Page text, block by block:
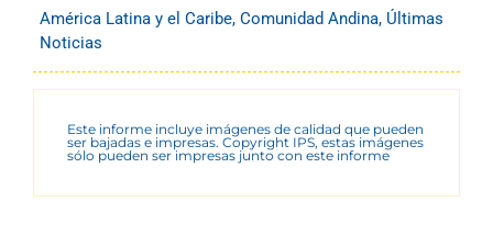
América Latina y el Caribe, Comunidad Andina, Últimas
Noticias
Este informe incluye imágenes de calidad que pueden
ser bajadas e impresas. Copyright IPS, estas imágenes
sólo pueden ser impresas junto con este informe